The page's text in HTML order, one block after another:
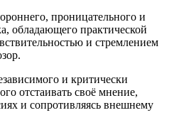
проницательного и
обладающего практической
и стремлением
и критически
отстаивать своё мнение,
и сопротивляясь внешнему